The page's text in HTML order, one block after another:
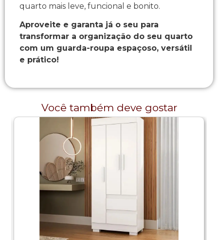
quarto mais leve, funcional e bonito.
Aproveite e garanta já o seu para
transformar a organização do seu quarto
com um guarda-roupa espaçoso, versátil
e prático!
Você também deve gostar